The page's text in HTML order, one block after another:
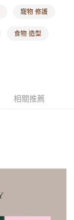
寵物 修護
食物 造型
相關推薦